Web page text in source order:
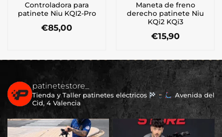
Controladora para
patinete Niu KQI2-Pro
€85,00
Maneta de freno
derecho patinete Niu
KQi2 KQi3
€15,90
patinetestore_
Tienda y Taller patinetes eléctricos
Avenida del
Cid, 4 Valencia